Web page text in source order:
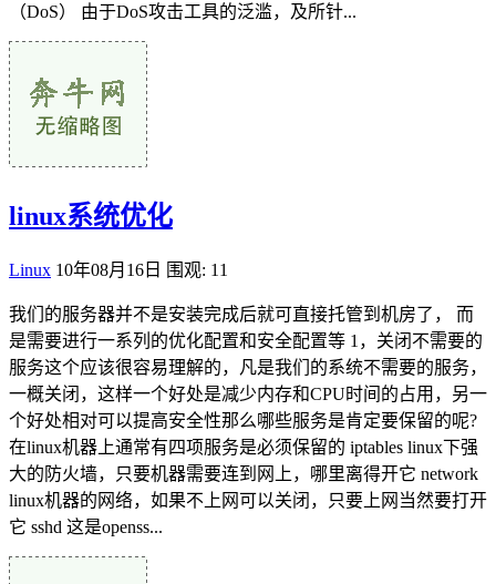
（DoS） 由于DoS攻击工具的泛滥，及所针...
linux系统优化
Linux 10年08月16日 围观: 11
我们的服务器并不是安装完成后就可直接托管到机房了， 而
是需要进行一系列的优化配置和安全配置等 1，关闭不需要的
服务这个应该很容易理解的，凡是我们的系统不需要的服务，
一概关闭，这样一个好处是减少内存和CPU时间的占用，另一
个好处相对可以提高安全性那么哪些服务是肯定要保留的呢?
在linux机器上通常有四项服务是必须保留的 iptables linux下强
大的防火墙，只要机器需要连到网上，哪里离得开它 network
linux机器的网络，如果不上网可以关闭，只要上网当然要打开
它 sshd 这是openss...